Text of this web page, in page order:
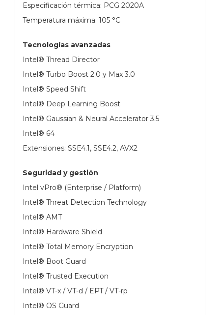
Especificación térmica: PCG 2020A
Temperatura máxima: 105 °C
Tecnologías avanzadas
Intel® Thread Director
Intel® Turbo Boost 2.0 y Max 3.0
Intel® Speed Shift
Intel® Deep Learning Boost
Intel® Gaussian & Neural Accelerator 3.5
Intel® 64
Extensiones: SSE4.1, SSE4.2, AVX2
Seguridad y gestión
Intel vPro® (Enterprise / Platform)
Intel® Threat Detection Technology
Intel® AMT
Intel® Hardware Shield
Intel® Total Memory Encryption
Intel® Boot Guard
Intel® Trusted Execution
Intel® VT-x / VT-d / EPT / VT-rp
Intel® OS Guard